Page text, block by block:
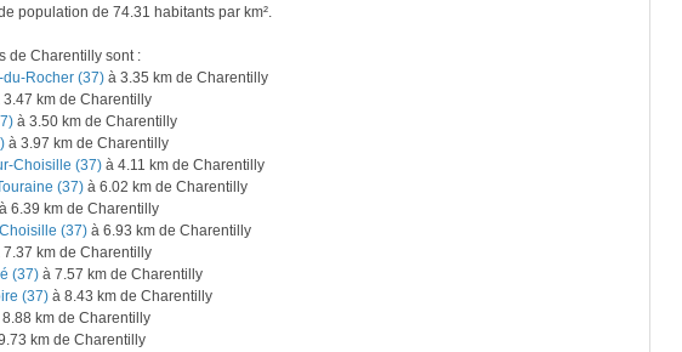
population de 74.31 habitants par km².
de Charentilly sont :
du-Rocher (37) à 3.35 km de Charentilly
3.47 km de Charentilly
à 3.50 km de Charentilly
à 3.97 km de Charentilly
Choisille (37) à 4.11 km de Charentilly
(37) à 6.02 km de Charentilly
à 6.39 km de Charentilly
(37) à 6.93 km de Charentilly
7.37 km de Charentilly
(37) à 7.57 km de Charentilly
(37) à 8.43 km de Charentilly
8.88 km de Charentilly
km de Charentilly